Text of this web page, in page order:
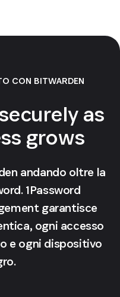
CON BITWARDEN
as
grows
andando oltre la
1Password
garantisce
ogni accesso
e ogni dispositivo